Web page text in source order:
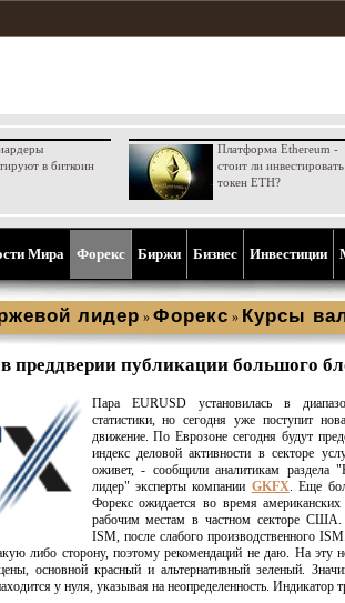
в биткоин
Платформа Ethereum -
стоит ли
токен ETH?
Мира Форекс Биржи Бизнес Инвестиции
лидер » Форекс » Курсы
преддверии публикации большого
Пара EURUSD установилась в
статистики, но сегодня уже поступит
движение. По Еврозоне сегодня будут
индекс деловой активности в секторе
оживет, - сообщили аналитикам раздела
лидер" эксперты компании GKFX.Еще
Форекс ожидается во время
рабочим местам в частном секторе США.
ISM, после слабого производственного
либо сторону, поэтому рекомендаций не даю. На эту
основной красный и альтернативный зеленый.
у нуля, указывая на неопределенность. Индикатор